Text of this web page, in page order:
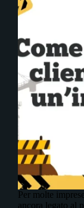
Per molte
ancora legato al